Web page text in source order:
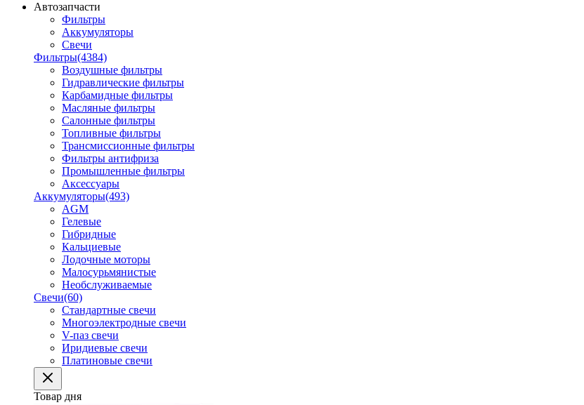
Автозапчасти
Фильтры
Аккумуляторы
Свечи
Фильтры(4384)
Воздушные фильтры
Гидравлические фильтры
Карбамидные фильтры
Масляные фильтры
Салонные фильтры
Топливные фильтры
Трансмиссионные фильтры
Фильтры антифриза
Промышленные фильтры
Аксессуары
Аккумуляторы(493)
AGM
Гелевые
Гибридные
Кальциевые
Лодочные моторы
Малосурьмянистые
Необслуживаемые
Свечи(60)
Стандартные свечи
Многоэлектродные свечи
V-паз свечи
Иридиевые свечи
Платиновые свечи
Товар дня